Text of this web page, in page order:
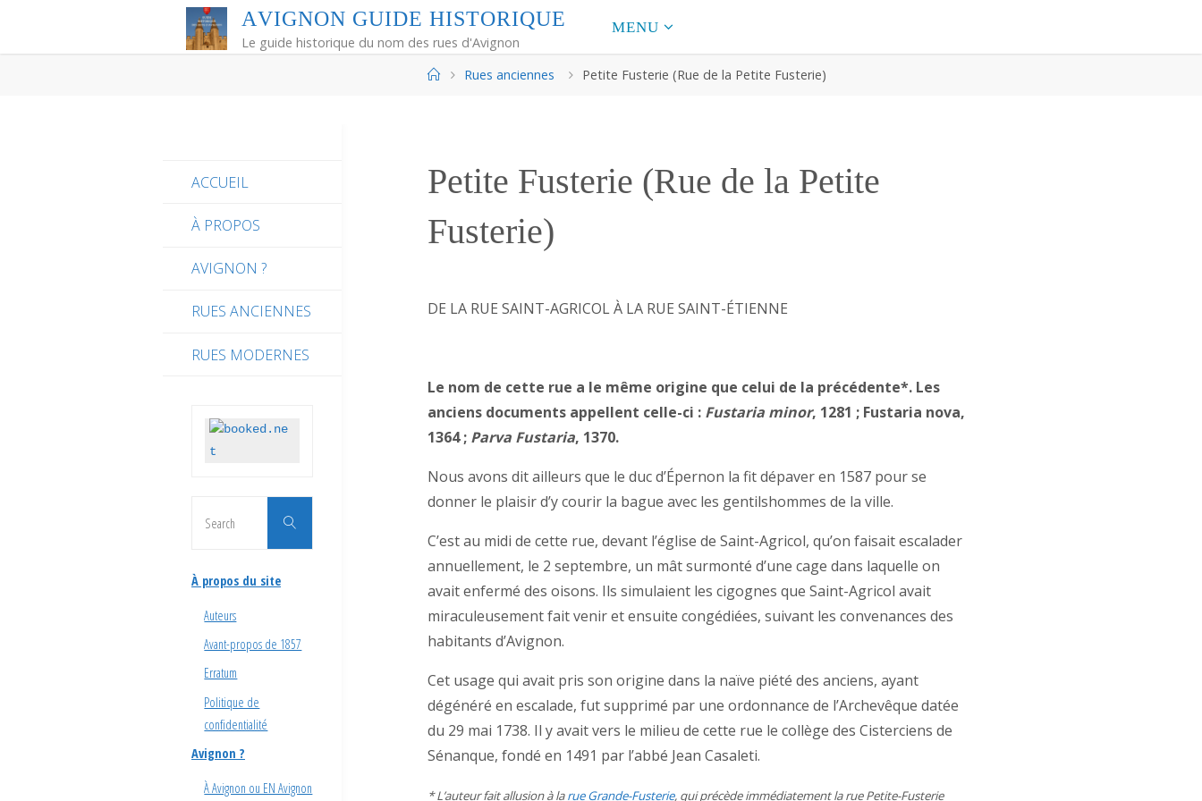
AVIGNON GUIDE HISTORIQUE
Le guide historique du nom des rues d'Avignon
MENU
HomeRues anciennes Petite Fusterie (Rue de la Petite Fusterie)
Petite Fusterie (Rue de la Petite
Fusterie)
DE LA RUE SAINT-AGRICOL À LA RUE SAINT-ÉTIENNE
Le nom de cette rue a le même origine que celui de la précédente*. Les
anciens documents appellent celle-ci : Fustaria minor, 1281 ; Fustaria nova,
1364 ; Parva Fustaria, 1370.
Nous avons dit ailleurs que le duc d’Épernon la fit dépaver en 1587 pour se
donner le plaisir d’y courir la bague avec les gentilshommes de la ville.
C’est au midi de cette rue, devant l’église de Saint-Agricol, qu’on faisait escalader
annuellement, le 2 septembre, un mât surmonté d’une cage dans laquelle on
avait enfermé des oisons. Ils simulaient les cigognes que Saint-Agricol avait
miraculeusement fait venir et ensuite congédiées, suivant les convenances des
habitants d’Avignon.
Cet usage qui avait pris son origine dans la naïve piété des anciens, ayant
dégénéré en escalade, fut supprimé par une ordonnance de l’Archevêque datée
du 29 mai 1738. Il y avait vers le milieu de cette rue le collège des Cisterciens de
Sénanque, fondé en 1491 par l’abbé Jean Casaleti.
* L’auteur fait allusion à larue Grande-Fusterie, qui précède immédiatement la rue Petite-Fusterie
ACCUEIL
À PROPOS
AVIGNON ?
RUES ANCIENNES
RUES MODERNES
Search
À propos du site
Auteurs
Avant-propos de 1857
Erratum
Politique de
confidentialité
Avignon ?
À Avignon ou EN Avignon